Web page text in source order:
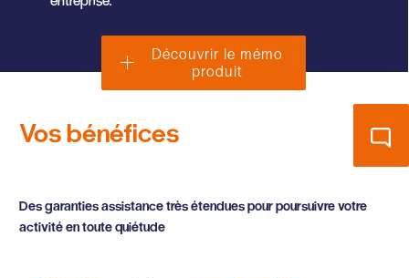
Découvrir le mémo
produit
Vos bénéfices
Des garanties assistance très étendues pour poursuivre votre
activité en toute quiétude